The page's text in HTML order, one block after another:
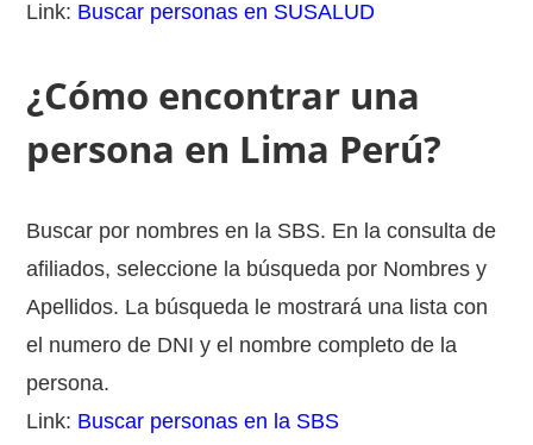
Link: Buscar personas en SUSALUD
¿Cómo encontrar una
persona en Lima Perú?
Buscar por nombres en la SBS. En la consulta de
afiliados, seleccione la búsqueda por Nombres y
Apellidos. La búsqueda le mostrará una lista con
el numero de DNI y el nombre completo de la
persona.
Link: Buscar personas en la SBS